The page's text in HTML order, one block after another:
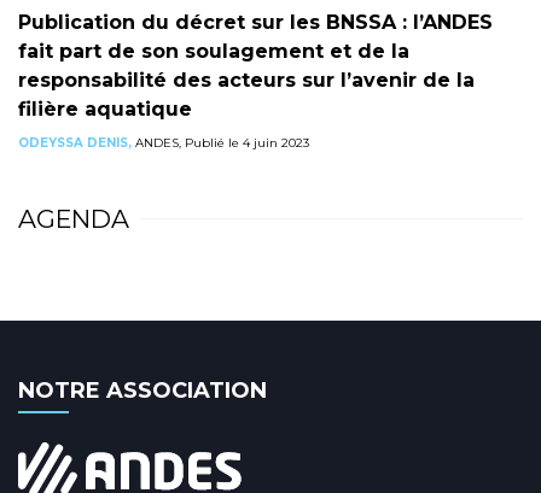
Publication du décret sur les BNSSA : l’ANDES
fait part de son soulagement et de la
responsabilité des acteurs sur l’avenir de la
filière aquatique
ODEYSSA DENIS, ANDES, Publié le 4 juin 2023
AGENDA
NOTRE ASSOCIATION